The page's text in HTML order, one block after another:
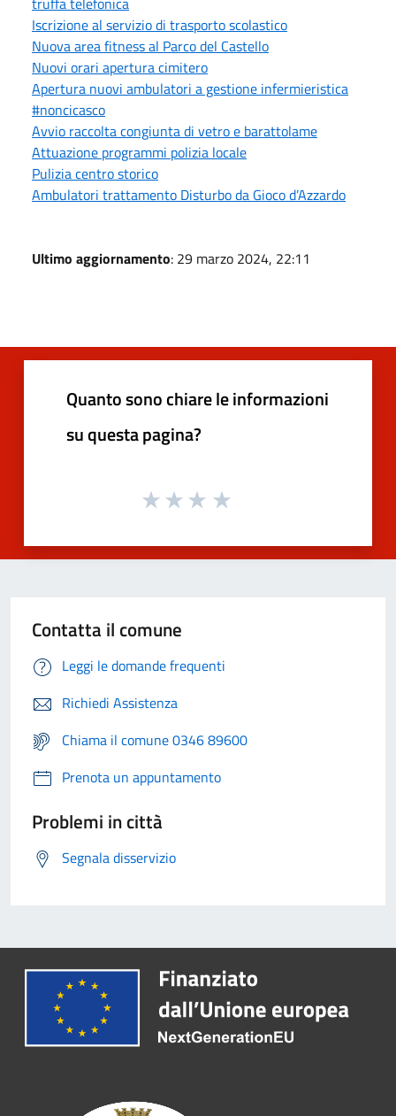
Iscrizione al servizio di trasporto scolastico
Nuova area fitness al Parco del Castello
Nuovi orari apertura cimitero
Apertura nuovi ambulatori a gestione infermieristica
#noncicasco
Avvio raccolta congiunta di vetro e barattolame
Attuazione programmi polizia locale
Pulizia centro storico
Ambulatori trattamento Disturbo da Gioco d’Azzardo
Ultimo aggiornamento: 29 marzo 2024, 22:11
Quanto sono chiare le informazioni
su questa pagina?
Contatta il comune
Leggi le domande frequenti
Richiedi Assistenza
Chiama il comune 0346 89600
Prenota un appuntamento
Problemi in città
Segnala disservizio